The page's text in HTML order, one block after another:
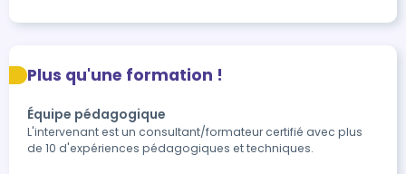
Plus qu'une formation !
Équipe pédagogique
L'intervenant est un consultant/formateur certifié avec plus
de 10 d'expériences pédagogiques et techniques.